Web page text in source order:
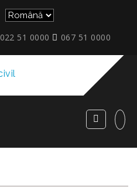
022 51 0000 067 51 0000